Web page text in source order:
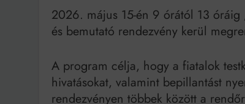
2026. május 15-én 9 órától 13 óráig
és bemutató rendezvény kerül
A program célja, hogy a fiatalok
hivatásokat, valamint bepillantást
rendezvényen többek között a